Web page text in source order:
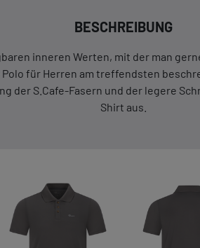
BESCHREIBUNG
inneren Werten, mit der man
für Herren am treffendsten
der S.Cafe-Fasern und der legere
Shirt aus.